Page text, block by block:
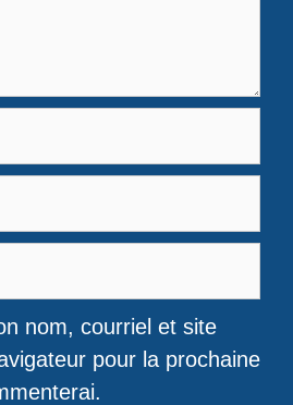
nom, courriel et site
pour la prochaine